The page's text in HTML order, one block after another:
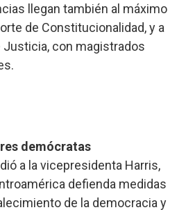
llegan también al máximo
de Constitucionalidad, y a
Justicia, con magistrados
demócratas
a la vicepresidenta Harris,
defienda medidas
de la democracia y